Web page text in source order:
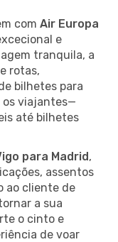
com Air Europa
e
tranquila, a
rotas,
bilhetes para
os viajantes—
até bilhetes
para Madrid,
assentos
ao cliente de
a sua
o cinto e
de voar